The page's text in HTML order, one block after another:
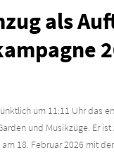
als
um 11:11 Uhr das
und Musikzüge. Er
18. Februar 2026 mit